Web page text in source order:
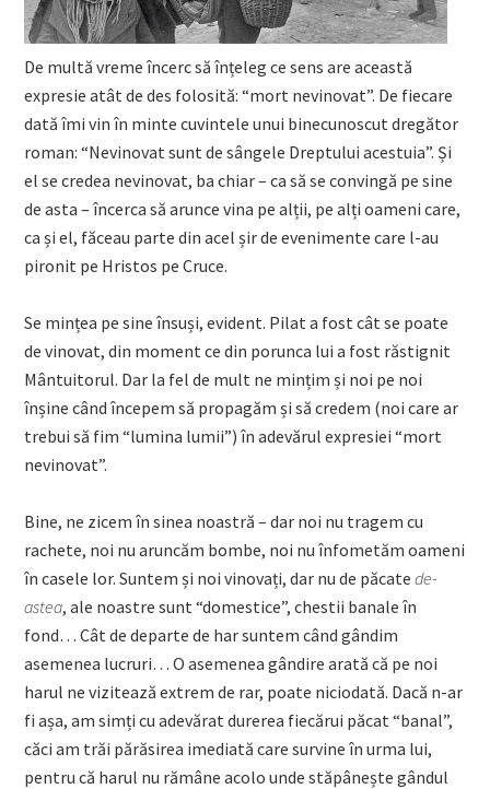
De multă vreme încerc să înțeleg ce sens are această
expresie atât de des folosită: “mort nevinovat”. De fiecare
dată îmi vin în minte cuvintele unui binecunoscut dregător
roman: “Nevinovat sunt de sângele Dreptului acestuia”. Și
el se credea nevinovat, ba chiar – ca să se convingă pe sine
de asta – încerca să arunce vina pe alții, pe alți oameni care,
ca și el, făceau parte din acel șir de evenimente care l-au
pironit pe Hristos pe Cruce.
Se mințea pe sine însuși, evident. Pilat a fost cât se poate
de vinovat, din moment ce din porunca lui a fost răstignit
Mântuitorul. Dar la fel de mult ne mințim și noi pe noi
înșine când începem să propagăm și să credem (noi care ar
trebui să fim “lumina lumii”) în adevărul expresiei “mort
nevinovat”.
Bine, ne zicem în sinea noastră – dar noi nu tragem cu
rachete, noi nu aruncăm bombe, noi nu înfometăm oameni
în casele lor. Suntem și noi vinovați, dar nu de păcatede-
astea, ale noastre sunt “domestice”, chestii banale în
fond… Cât de departe de har suntem când gândim
asemenea lucruri… O asemenea gândire arată că pe noi
harul ne vizitează extrem de rar, poate niciodată. Dacă n-ar
fi așa, am simți cu adevărat durerea fiecărui păcat “banal”,
căci am trăi părăsirea imediată care survine în urma lui,
pentru că harul nu rămâne acolo unde stăpânește gândul